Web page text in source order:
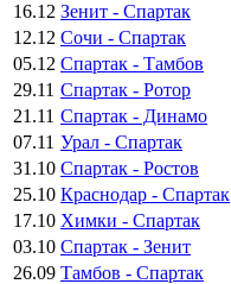
16.12 Зенит - Спартак
12.12 Сочи - Спартак
05.12 Спартак - Тамбов
29.11 Спартак - Ротор
21.11 Спартак - Динамо
07.11 Урал - Спартак
31.10 Спартак - Ростов
25.10 Краснодар - Спартак
17.10 Химки - Спартак
03.10 Спартак - Зенит
26.09 Тамбов - Спартак